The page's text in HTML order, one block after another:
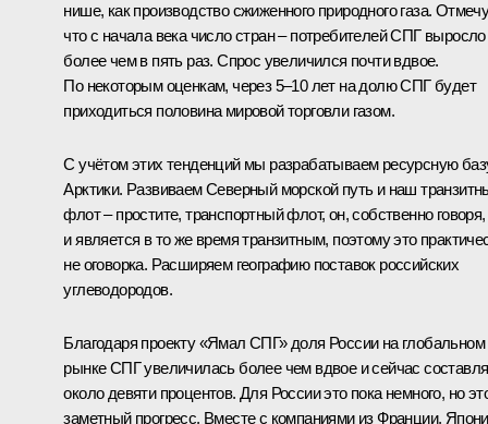
нише, как производство сжиженного природного газа.
что с начала века число стран – потребителей СПГ выросло
более чем в пять раз. Спрос увеличился почти вдвое.
По некоторым оценкам, через 5–10 лет на долю СПГ будет
приходиться половина мировой торговли газом.
С учётом этих тенденций мы разрабатываем ресурсную
Арктики. Развиваем Северный морской путь и наш
флот – простите, транспортный флот, он, собственно говоря,
и является в то же время транзитным, поэтому это
не оговорка. Расширяем географию поставок российских
углеводородов.
Благодаря проекту «Ямал СПГ» доля России на глобальном
рынке СПГ увеличилась более чем вдвое и сейчас
около девяти процентов. Для России это пока немного, но
заметный прогресс. Вместе с компаниями из Франции,